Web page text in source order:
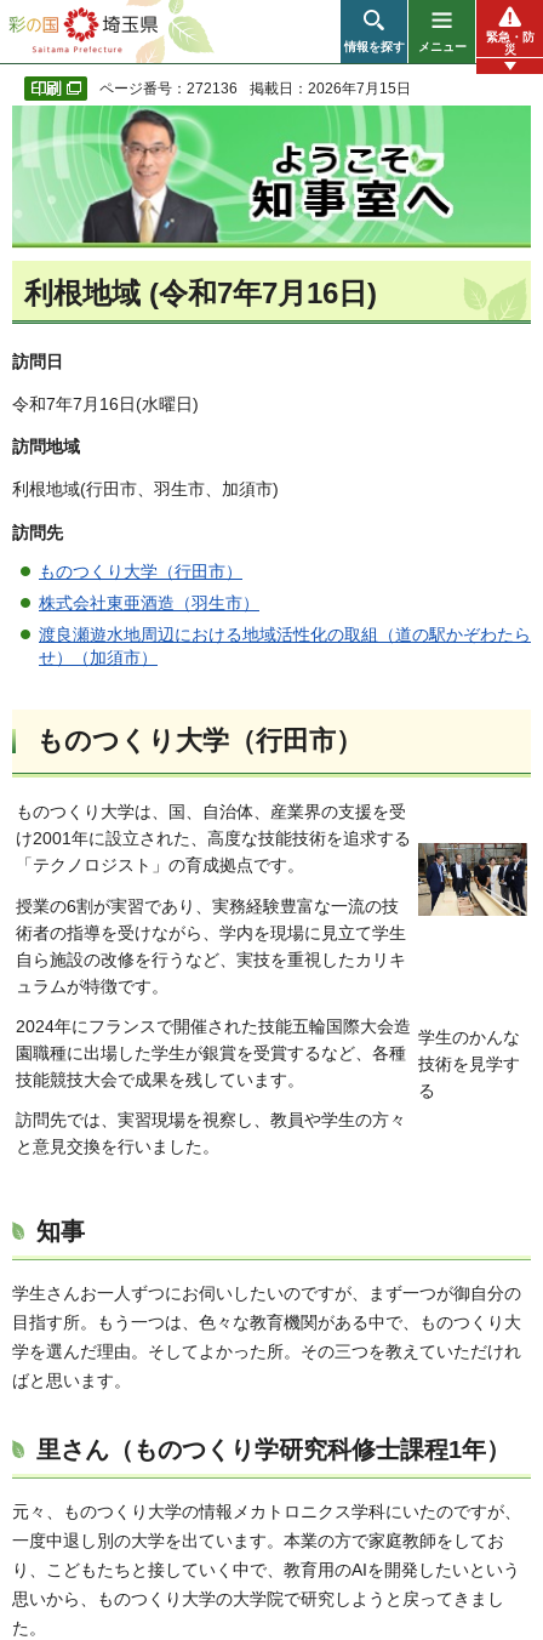
彩の国 埼玉県
情報を探す メニュー
緊急・防
災
ページ番号：272136 掲載日：2026年7月15日
利根地域 (令和7年7月16日)
訪問日
令和7年7月16日(水曜日)
訪問地域
利根地域(行田市、羽生市、加須市)
訪問先
ものつくり大学（行田市）
株式会社東亜酒造（羽生市）
渡良瀬遊水地周辺における地域活性化の取組（道の駅かぞわたら
せ）（加須市）
ものつくり大学（行田市）
ものつくり大学は、国、自治体、産業界の支援を受
け2001年に設立された、高度な技能技術を追求する
「テクノロジスト」の育成拠点です。
授業の6割が実習であり、実務経験豊富な一流の技
術者の指導を受けながら、学内を現場に見立て学生
自ら施設の改修を行うなど、実技を重視したカリキ
ュラムが特徴です。
2024年にフランスで開催された技能五輪国際大会造
園職種に出場した学生が銀賞を受賞するなど、各種
技能競技大会で成果を残しています。
訪問先では、実習現場を視察し、教員や学生の方々
と意見交換を行いました。
学生のかんな
技術を見学す
る
知事
学生さんお一人ずつにお伺いしたいのですが、まず一つが御自分の
目指す所。もう一つは、色々な教育機関がある中で、ものつくり大
学を選んだ理由。そしてよかった所。その三つを教えていただけれ
ばと思います。
里さん（ものつくり学研究科修士課程1年）
元々、ものつくり大学の情報メカトロニクス学科にいたのですが、
一度中退し別の大学を出ています。本業の方で家庭教師をしてお
り、こどもたちと接していく中で、教育用のAIを開発したいという
思いから、ものつくり大学の大学院で研究しようと戻ってきまし
た。